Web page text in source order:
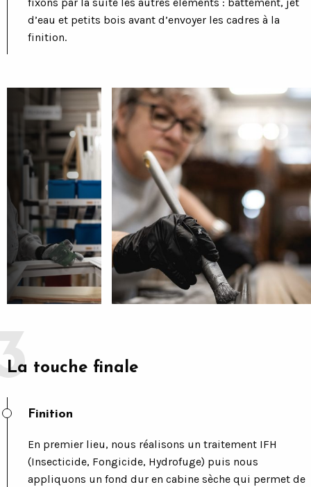
d’eau et petits bois avant d’envoyer les cadres à la
finition.
La touche finale
Finition
En premier lieu, nous réalisons un traitement IFH
(Insecticide, Fongicide, Hydrofuge) puis nous
appliquons un fond dur en cabine sèche qui permet de